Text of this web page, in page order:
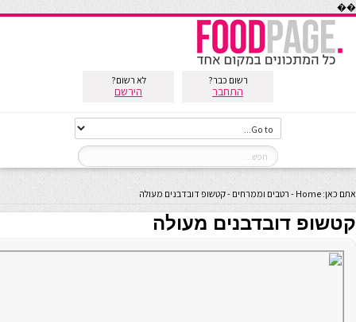
��
רשום כבר?
התחבר
לא רשום?
הירשם
אתם כאן: Home
- רטבים וממרחים -קטשופ דובדבנים מעולה
קטשופ דובדבנים מעולה